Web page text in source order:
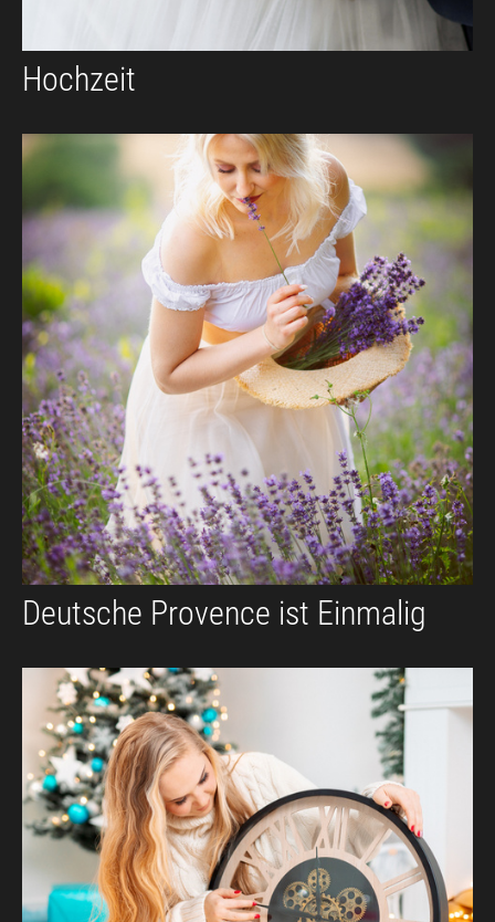
Hochzeit
Deutsche Provence ist Einmalig